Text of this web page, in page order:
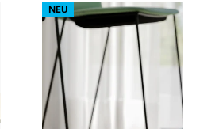
s60 Stehtisch – Gestell Schwarz
NEU